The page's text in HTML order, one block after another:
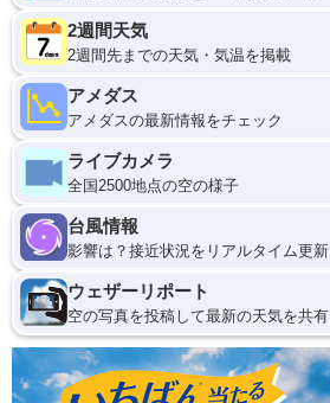
2週間天気
2週間先までの天気・気温を掲載
アメダス
アメダスの最新情報をチェック
ライブカメラ
全国2500地点の空の様子
台風情報
影響は？接近状況をリアルタイム更新
ウェザーリポート
空の写真を投稿して最新の天気を共有